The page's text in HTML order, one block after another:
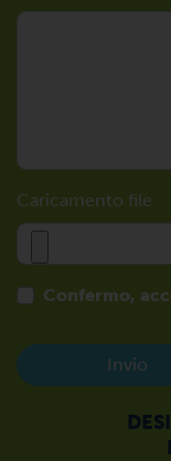
Caricamento file
Confermo,
Invio